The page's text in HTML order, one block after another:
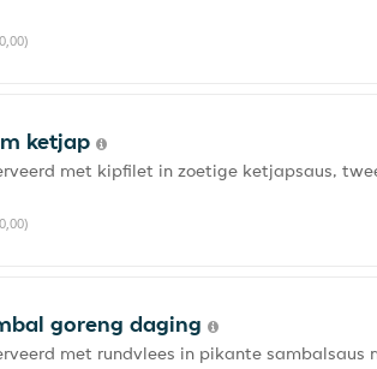
ketjap
met kipfilet in zoetige ketjapsaus,
goreng daging
met rundvlees in pikante sambalsaus